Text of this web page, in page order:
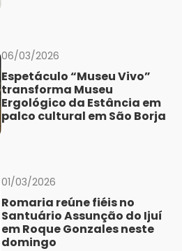
06/03/2026
Espetáculo “Museu Vivo”
transforma Museu
Ergológico da Estância em
palco cultural em São Borja
01/03/2026
Romaria reúne fiéis no
Santuário Assunção do Ijuí
em Roque Gonzales neste
domingo